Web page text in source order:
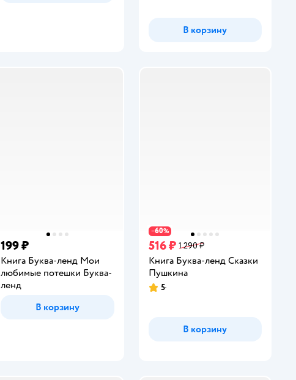
В корзину
199 ₽
Книга Буква-ленд Мои
любимые потешки Буква-
ленд
В корзину
−60%
516 ₽ 1 290 ₽
Книга Буква-ленд Сказки
Пушкина
Рейтинг:
5
В корзину